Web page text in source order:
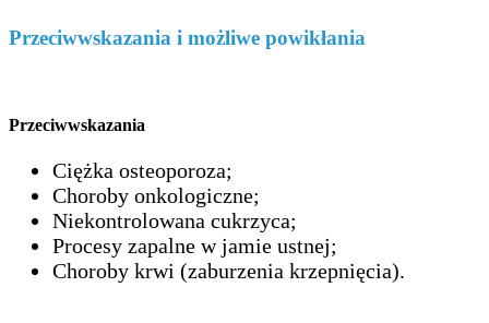
Przeciwwskazania i możliwe powikłania
Przeciwwskazania
Ciężka osteoporoza;
Choroby onkologiczne;
Niekontrolowana cukrzyca;
Procesy zapalne w jamie ustnej;
Choroby krwi (zaburzenia krzepnięcia).